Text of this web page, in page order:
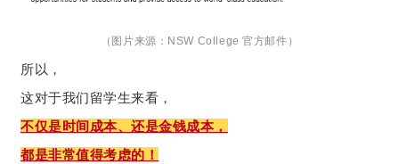
（图片来源：NSW College 官方邮件）
所以，
这对于我们留学生来看，
不仅是时间成本、还是金钱成本，
都是非常值得考虑的！